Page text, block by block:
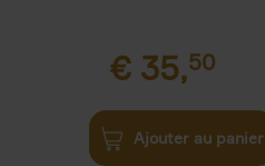
€ 35,50
Ajouter au panier